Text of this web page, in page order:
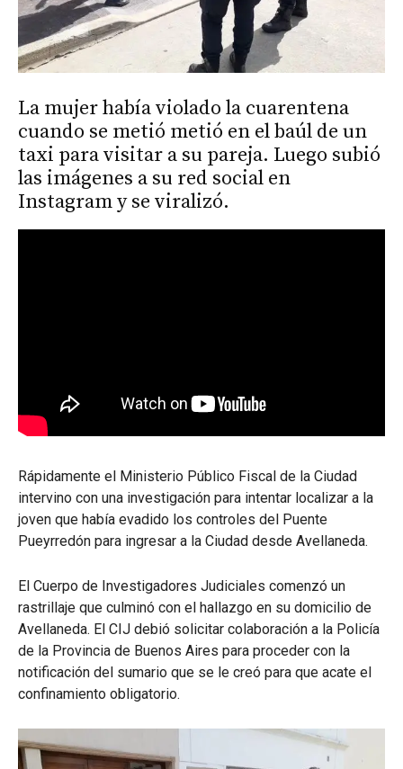
La mujer había violado la cuarentena
cuando se metió metió en el baúl de un
taxi para visitar a su pareja. Luego subió
las imágenes a su red social en
Instagram y se viralizó.
Rápidamente el Ministerio Público Fiscal de la Ciudad
intervino con una investigación para intentar localizar a la
joven que había evadido los controles del Puente
Pueyrredón para ingresar a la Ciudad desde Avellaneda.
El Cuerpo de Investigadores Judiciales comenzó un
rastrillaje que culminó con el hallazgo en su domicilio de
Avellaneda. El CIJ debió solicitar colaboración a la Policía
de la Provincia de Buenos Aires para proceder con la
notificación del sumario que se le creó para que acate el
confinamiento obligatorio.